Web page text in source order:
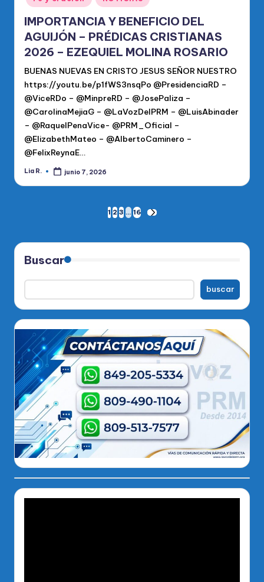
IMPORTANCIA Y BENEFICIO DEL
AGUIJÓN – PRÉDICAS CRISTIANAS
2026 – EZEQUIEL MOLINA ROSARIO
BUENAS NUEVAS EN CRISTO JESUS SEÑOR NUESTRO
https://youtu.be/p1fWS3nsqPo @PresidenciaRD –
@ViceRDo – @MinpreRD – @JosePaliza –
@CarolinaMejiaG – @LaVozDelPRM – @LuisAbinader
– @RaquelPenaVice- @PRM_Oficial –
@ElizabethMateo – @AlbertoCaminero –
@FelixReynaE…
Publicado
Lia R. junio 7, 2026
Paginación
de
entradas
1 2 3 … 16
SIGUIENTE
Buscar
buscar